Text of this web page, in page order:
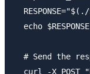
  echo $RESPONSE
# Send the
curl -X POST